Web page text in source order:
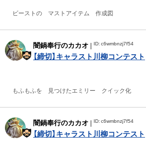
ビーストの マストアイテム 作成図
闇鍋奉行のカカオ | ID: c6wmbnzj7f54
【締切】キャラスト川柳コンテスト
もふもふを 見つけたエミリー クイック化
闇鍋奉行のカカオ | ID: c6wmbnzj7f54
【締切】キャラスト川柳コンテスト